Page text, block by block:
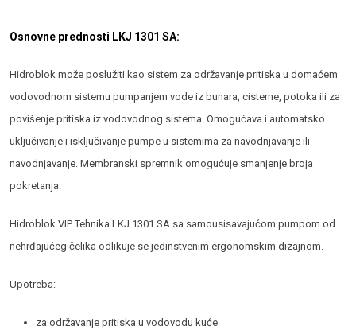
Osnovne prednosti LKJ 1301 SA:
Hidroblok može poslužiti kao sistem za održavanje pritiska u domaćem
vodovodnom sistemu pumpanjem vode iz bunara, cisterne, potoka ili za
povišenje pritiska iz vodovodnog sistema. Omogućava i automatsko
uključivanje i isključivanje pumpe u sistemima za navodnjavanje ili
navodnjavanje. Membranski spremnik omogućuje smanjenje broja
pokretanja.
Hidroblok VIP Tehnika LKJ 1301 SA sa samousisavajućom pumpom od
nehrđajućeg čelika odlikuje se jedinstvenim ergonomskim dizajnom.
Upotreba:
za održavanje pritiska u vodovodu kuće